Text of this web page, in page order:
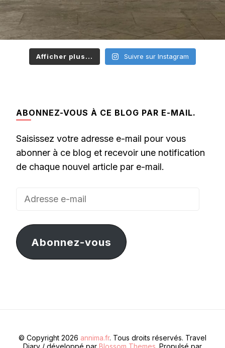
Afficher plus... Suivre sur Instagram
ABONNEZ-VOUS À CE BLOG PAR E-MAIL.
Saisissez votre adresse e-mail pour vous
abonner à ce blog et recevoir une notification
de chaque nouvel article par e-mail.
Adresse
mail
Abonnez-vous
© Copyright 2026 annima.fr. Tous droits réservés. Travel